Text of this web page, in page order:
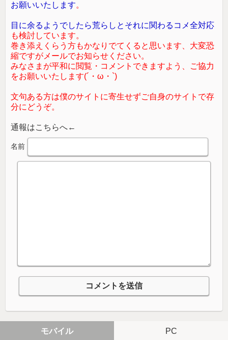
お願いいたします。
目に余るようでしたら荒らしとそれに関わるコメ全対応
も検討しています。
巻き添えくらう方もかなりでてくると思います、大変恐
縮ですがメールでお知らせください。
みなさまが平和に閲覧・コメントできますよう、ご協力
をお願いいたします(´・ω・`)
文句ある方は僕のサイトに寄生せずご自身のサイトで存
分にどうぞ。
通報はこちらへ←
名前
モバイル PC